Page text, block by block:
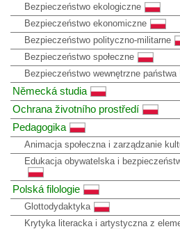
Bezpieczeństwo ekologiczne
Bezpieczeństwo ekonomiczne
Bezpieczeństwo polityczno-militarne
Bezpieczeństwo społeczne
Bezpieczeństwo wewnętrzne państwa
Německá studia
Ochrana životního prostředí
Pedagogika
Animacja społeczna i zarządzanie
Edukacja obywatelska i
Polská filologie
Glottodydaktyka
Krytyka literacka i artystyczna z